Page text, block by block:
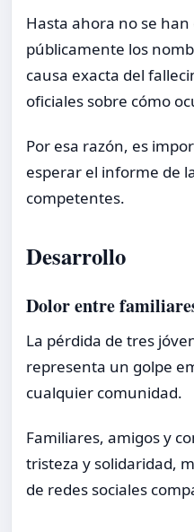
Hasta ahora no se
públicamente los
causa exacta del
oficiales sobre cómo
Por esa razón, es
esperar el informe de
competentes.
Desarrollo
Dolor entre
La pérdida de tres
representa un golpe
cualquier comunidad.
Familiares, amigos y
tristeza y solidaridad,
de redes sociales